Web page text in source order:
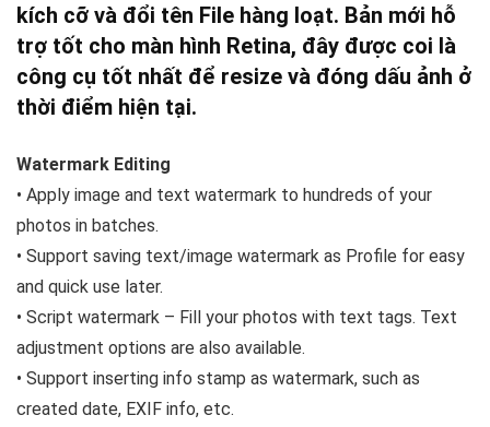
kích cỡ và đổi tên File hàng loạt. Bản mới hỗ
trợ tốt cho màn hình Retina, đây được coi là
công cụ tốt nhất để resize và đóng dấu ảnh ở
thời điểm hiện tại.
Watermark Editing
• Apply image and text watermark to hundreds of your
photos in batches.
• Support saving text/image watermark as Profile for easy
and quick use later.
• Script watermark – Fill your photos with text tags. Text
adjustment options are also available.
• Support inserting info stamp as watermark, such as
created date, EXIF info, etc.